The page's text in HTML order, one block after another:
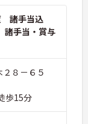
諸手当込
手当・賞与
８－６５
歩15分